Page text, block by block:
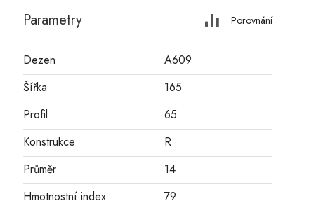
Parametry Porovnání
Dezen
A609
Šířka
165
Profil
65
Konstrukce
R
Průměr
14
Hmotnostní index
79